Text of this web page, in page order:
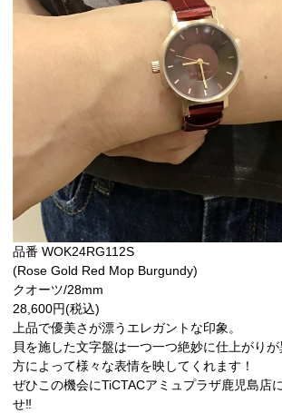
品番 WOK24RG112S
(Rose Gold Red Mop Burgundy)
クオーツ/28mm
28,600円(税込)
上品で優美さが漂うエレガントな印象。
貝を施した文字盤は一つ一つ絶妙に仕上がり
方によって様々な表情を映してくれます！
ぜひこの機会にTiCTACアミュプラザ鹿児島店
せ‼︎